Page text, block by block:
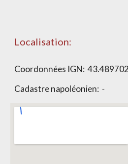
Localisation:
Coordonnées IGN:
Cadastre napoléonien: -